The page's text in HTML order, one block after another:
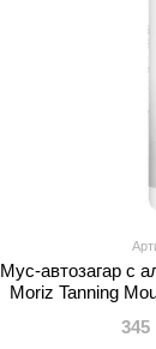
Мус-автозагар с
Moriz Tanning
345